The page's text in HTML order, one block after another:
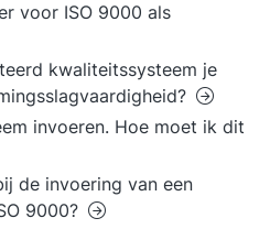
voor ISO 9000 als
kwaliteitssysteem je
invoeren. Hoe moet ik dit
de invoering van een
9000?